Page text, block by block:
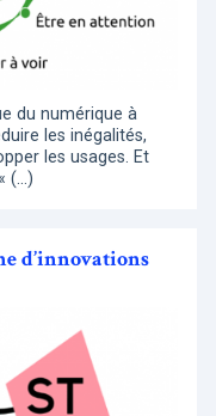
du numérique à
les inégalités,
les usages. Et
(…)
d’innovations